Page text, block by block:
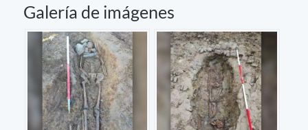
Galería de imágenes